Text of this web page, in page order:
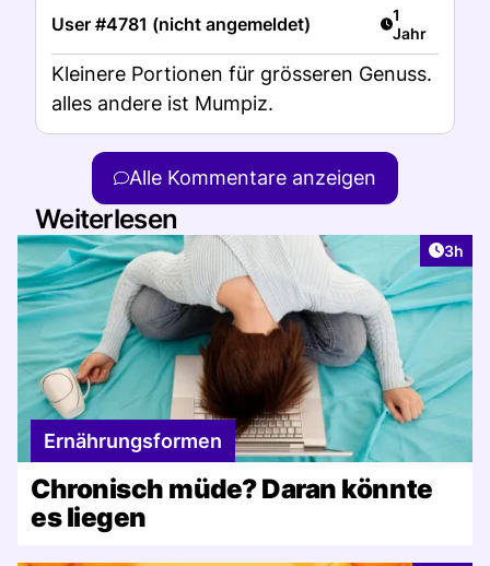
kleiner war als auf dem halbleeren
grossen Teller. Meine eigene Erfahrung.
User #4781 (nicht angemeldet) Artikel
1
Jahr
Kleinere Portionen für grösseren Genuss.
alles andere ist Mumpiz.
Alle Kommentare anzeigen
Weiterlesen
3h
Ernährungsformen
Chronisch müde? Daran könnte
es liegen